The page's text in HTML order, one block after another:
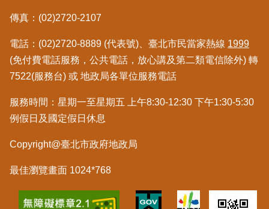
訊
熱
門
關
字
都
地
資
傳真：(02)2720-2107
電話：(02)2720-8889 (代表號)、臺北市民當家熱線 1999
(免付費電話服務，公共電話，放心講及第二類電信除外) 轉
7522(服務台) 或 地政局各單位服務電話
服務時間：星期一至星期五 上午8:30-12:30 下午1:30-5:30
例假日及國定假日休息
Copyright@臺北市政府地政局
最佳瀏覽畫面 1024*768